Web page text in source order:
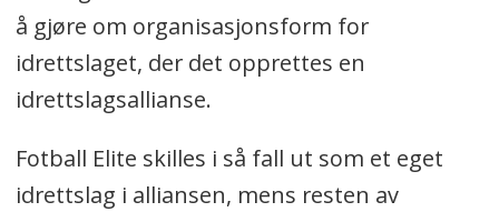
å gjøre om organisasjonsform for
idrettslaget, der det opprettes en
idrettslagsallianse.
Fotball Elite skilles i så fall ut som et eget
idrettslag i alliansen, mens resten av